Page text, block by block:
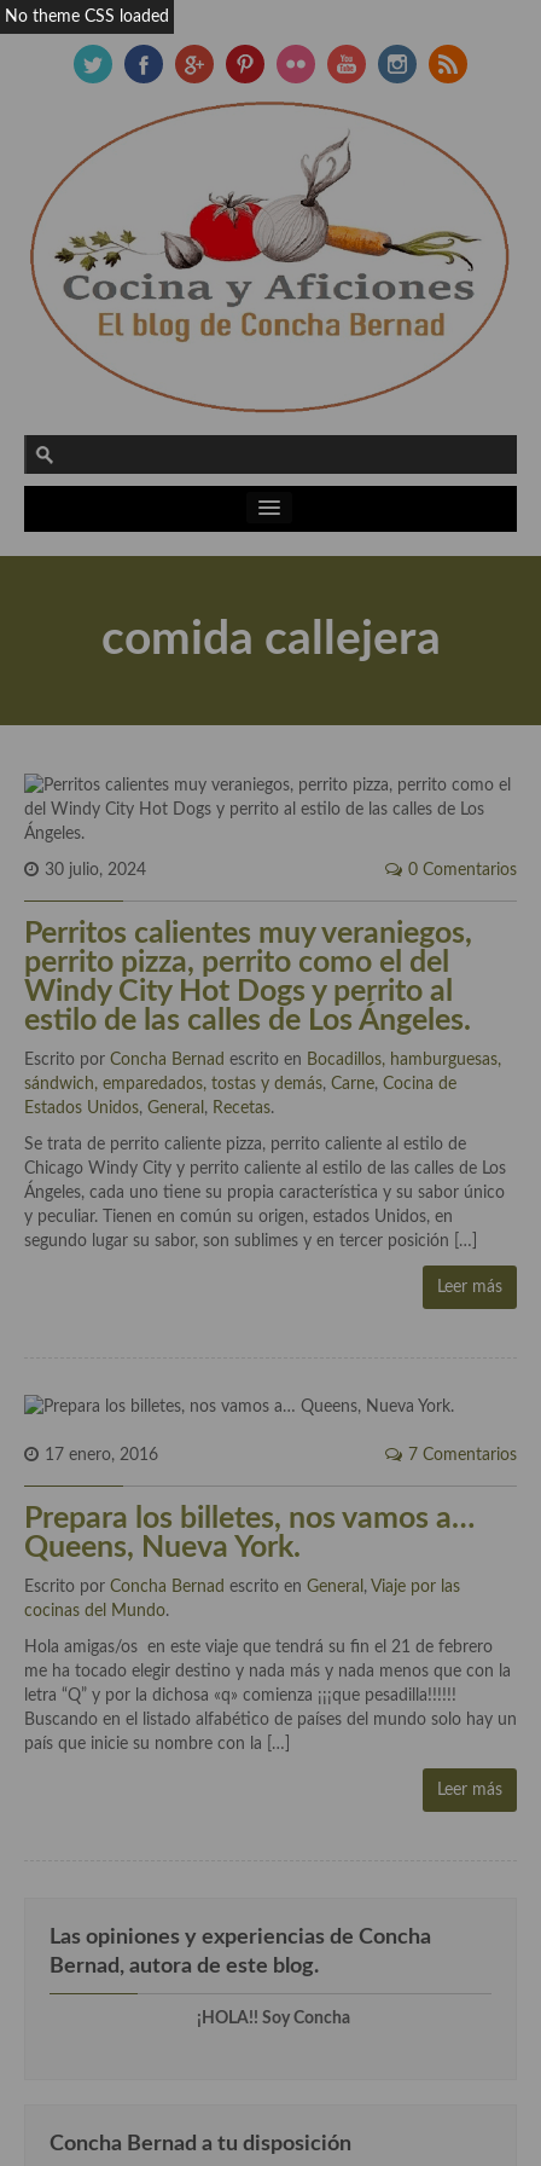
Actualidad y recomendaciones
Apuntes, estudios sobre temas interesantes e importantes
Flores en la cocina recetas
Técnicas de emplatado
Tiendas especiales
En la mesa: menaje, vajilla, técnicas de emplatado, decoración
Especias, hierbas, condimentos, espesantes y aditivos
Historia de la gastronomía, platos celebres, cocineros, críticos,
historias culinarias y otras cosas
Origen y evolución de la comida
Protocolo y buenas maneras.
Las opiniones de la «Cocinera»
Prensa
Acompañamientos
Airfryer recetas
Aderezos, salsas, vinagretas, especias, hierbas aromáticas o
aditivos
Especias, mezclas de especias
Salsas y mojos
Bocadillos, hamburguesas, sándwich, emparedados, tostas y
comida callejera
30 julio, 2024 0 Comentarios
Perritos calientes muy veraniegos,
perrito pizza, perrito como el del
Windy City Hot Dogs y perrito al
estilo de las calles de Los Ángeles.
Escrito por Concha Bernad escrito en Bocadillos, hamburguesas,
sándwich, emparedados, tostas y demás, Carne, Cocina de
Estados Unidos, General , Recetas.
Se trata de perrito caliente pizza, perrito caliente al estilo de
Chicago Windy City y perrito caliente al estilo de las calles de Los
Ángeles, cada uno tiene su propia característica y su sabor único
y peculiar. Tienen en común su origen, estados Unidos, en
segundo lugar su sabor, son sublimes y en tercer posición […]
Leer más
17 enero, 2016 7 Comentarios
Prepara los billetes, nos vamos a…
Queens, Nueva York.
Escrito por Concha Bernad escrito en General , Viaje por las
cocinas del Mundo.
Hola amigas/os en este viaje que tendrá su fin el 21 de febrero
me ha tocado elegir destino y nada más y nada menos que con la
letra “Q” y por la dichosa «q» comienza ¡¡¡que pesadilla!!!!!!
Buscando en el listado alfabético de países del mundo solo hay un
país que inicie su nombre con la […]
Leer más
Las opiniones y experiencias de Concha
Bernad, autora de este blog.
¡HOLA!! Soy Concha
Concha Bernad a tu disposición
No theme CSS loaded